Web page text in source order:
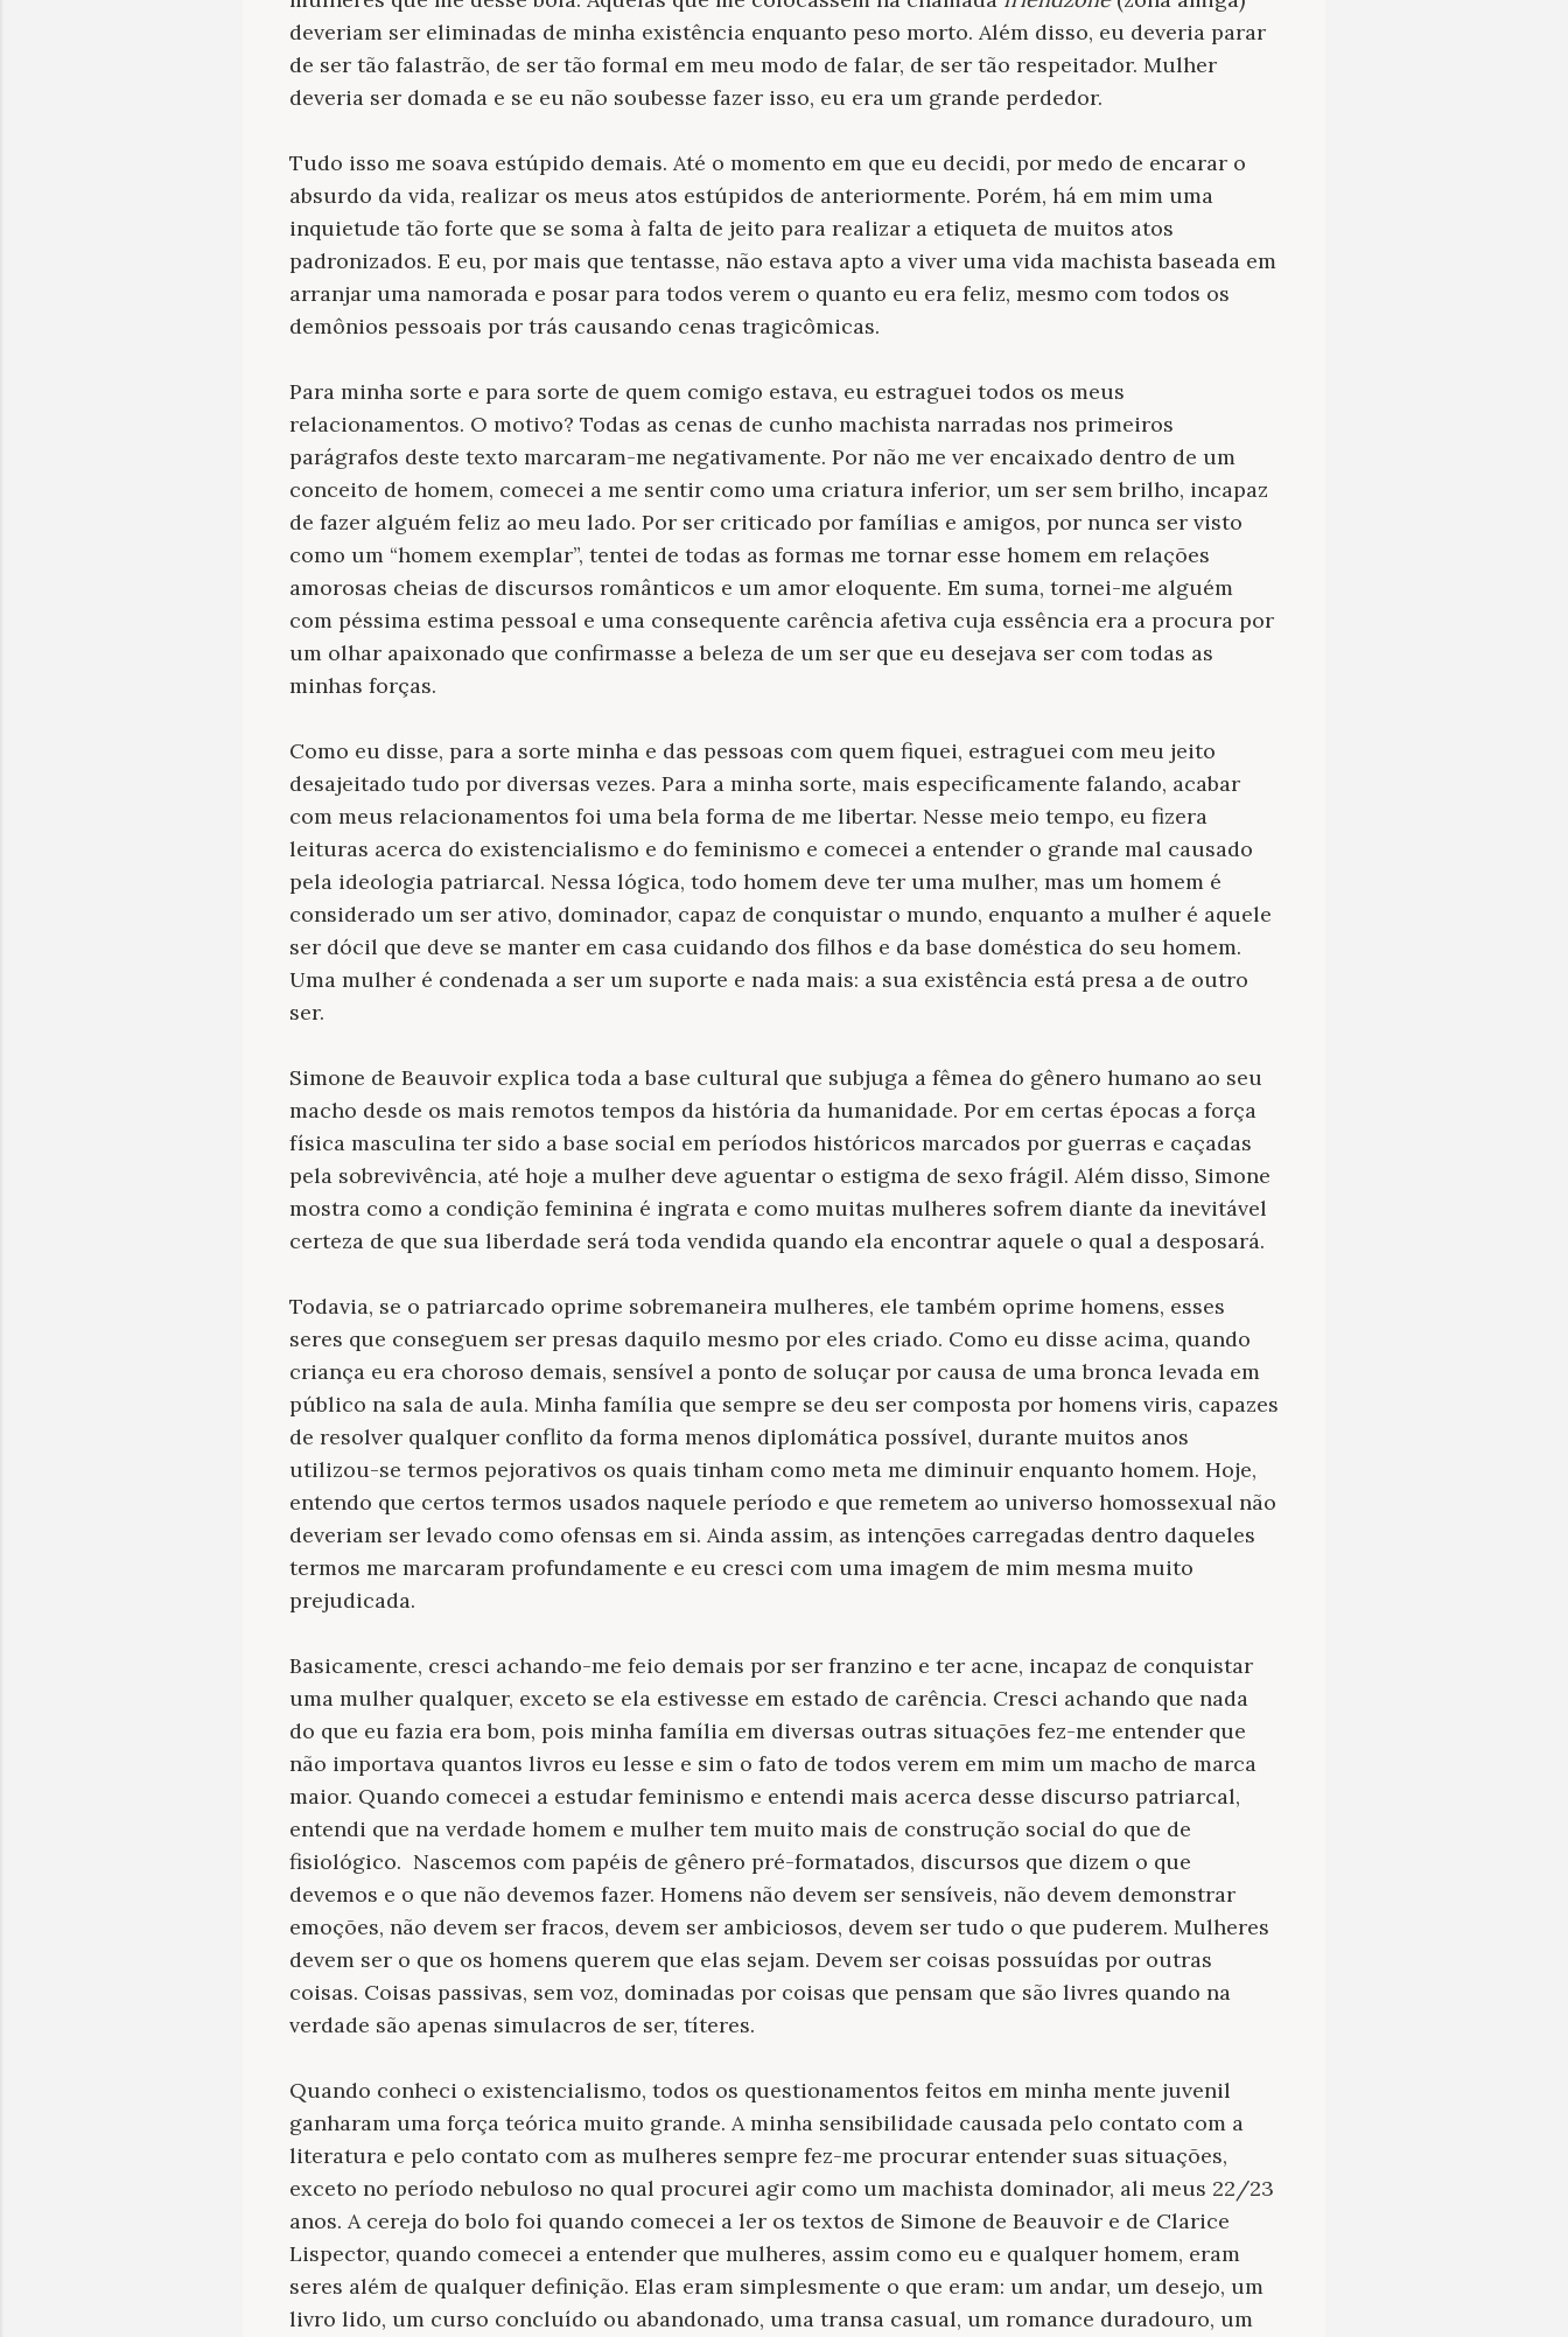
deveriam ser eliminadas de minha existência enquanto peso morto. Além disso, eu deveria parar
de ser tão falastrão, de ser tão formal em meu modo de falar, de ser tão respeitador. Mulher
deveria ser domada e se eu não soubesse fazer isso, eu era um grande perdedor.
Tudo isso me soava estúpido demais. Até o momento em que eu decidi, por medo de encarar o
absurdo da vida, realizar os meus atos estúpidos de anteriormente. Porém, há em mim uma
inquietude tão forte que se soma à falta de jeito para realizar a etiqueta de muitos atos
padronizados. E eu, por mais que tentasse, não estava apto a viver uma vida machista baseada em
arranjar uma namorada e posar para todos verem o quanto eu era feliz, mesmo com todos os
demônios pessoais por trás causando cenas tragicômicas.
Para minha sorte e para sorte de quem comigo estava, eu estraguei todos os meus
relacionamentos. O motivo? Todas as cenas de cunho machista narradas nos primeiros
parágrafos deste texto marcaram-me negativamente. Por não me ver encaixado dentro de um
conceito de homem, comecei a me sentir como uma criatura inferior, um ser sem brilho, incapaz
de fazer alguém feliz ao meu lado. Por ser criticado por famílias e amigos, por nunca ser visto
como um “homem exemplar”, tentei de todas as formas me tornar esse homem em relações
amorosas cheias de discursos românticos e um amor eloquente. Em suma, tornei-me alguém
com péssima estima pessoal e uma consequente carência afetiva cuja essência era a procura por
um olhar apaixonado que confirmasse a beleza de um ser que eu desejava ser com todas as
minhas forças.
Como eu disse, para a sorte minha e das pessoas com quem fiquei, estraguei com meu jeito
desajeitado tudo por diversas vezes. Para a minha sorte, mais especificamente falando, acabar
com meus relacionamentos foi uma bela forma de me libertar. Nesse meio tempo, eu fizera
leituras acerca do existencialismo e do feminismo e comecei a entender o grande mal causado
pela ideologia patriarcal. Nessa lógica, todo homem deve ter uma mulher, mas um homem é
considerado um ser ativo, dominador, capaz de conquistar o mundo, enquanto a mulher é aquele
ser dócil que deve se manter em casa cuidando dos filhos e da base doméstica do seu homem.
Uma mulher é condenada a ser um suporte e nada mais: a sua existência está presa a de outro
ser.
Simone de Beauvoir explica toda a base cultural que subjuga a fêmea do gênero humano ao seu
macho desde os mais remotos tempos da história da humanidade. Por em certas épocas a força
física masculina ter sido a base social em períodos históricos marcados por guerras e caçadas
pela sobrevivência, até hoje a mulher deve aguentar o estigma de sexo frágil. Além disso, Simone
mostra como a condição feminina é ingrata e como muitas mulheres sofrem diante da inevitável
certeza de que sua liberdade será toda vendida quando ela encontrar aquele o qual a desposará.
Todavia, se o patriarcado oprime sobremaneira mulheres, ele também oprime homens, esses
seres que conseguem ser presas daquilo mesmo por eles criado. Como eu disse acima, quando
criança eu era choroso demais, sensível a ponto de soluçar por causa de uma bronca levada em
público na sala de aula. Minha família que sempre se deu ser composta por homens viris, capazes
de resolver qualquer conflito da forma menos diplomática possível, durante muitos anos
utilizou-se termos pejorativos os quais tinham como meta me diminuir enquanto homem. Hoje,
entendo que certos termos usados naquele período e que remetem ao universo homossexual não
deveriam ser levado como ofensas em si. Ainda assim, as intenções carregadas dentro daqueles
termos me marcaram profundamente e eu cresci com uma imagem de mim mesma muito
prejudicada.
Basicamente, cresci achando-me feio demais por ser franzino e ter acne, incapaz de conquistar
uma mulher qualquer, exceto se ela estivesse em estado de carência. Cresci achando que nada
do que eu fazia era bom, pois minha família em diversas outras situações fez-me entender que
não importava quantos livros eu lesse e sim o fato de todos verem em mim um macho de marca
maior. Quando comecei a estudar feminismo e entendi mais acerca desse discurso patriarcal,
entendi que na verdade homem e mulher tem muito mais de construção social do que de
fisiológico. Nascemos com papéis de gênero pré-formatados, discursos que dizem o que
devemos e o que não devemos fazer. Homens não devem ser sensíveis, não devem demonstrar
emoções, não devem ser fracos, devem ser ambiciosos, devem ser tudo o que puderem. Mulheres
devem ser o que os homens querem que elas sejam. Devem ser coisas possuídas por outras
coisas. Coisas passivas, sem voz, dominadas por coisas que pensam que são livres quando na
verdade são apenas simulacros de ser, títeres.
Quando conheci o existencialismo, todos os questionamentos feitos em minha mente juvenil
ganharam uma força teórica muito grande. A minha sensibilidade causada pelo contato com a
literatura e pelo contato com as mulheres sempre fez-me procurar entender suas situações,
exceto no período nebuloso no qual procurei agir como um machista dominador, ali meus 22/23
anos. A cereja do bolo foi quando comecei a ler os textos de Simone de Beauvoir e de Clarice
Lispector, quando comecei a entender que mulheres, assim como eu e qualquer homem, eram
seres além de qualquer definição. Elas eram simplesmente o que eram: um andar, um desejo, um
livro lido, um curso concluído ou abandonado, uma transa casual, um romance duradouro, um